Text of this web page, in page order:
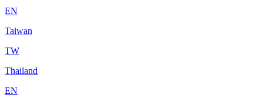
EN
Taiwan
TW
Thailand
EN